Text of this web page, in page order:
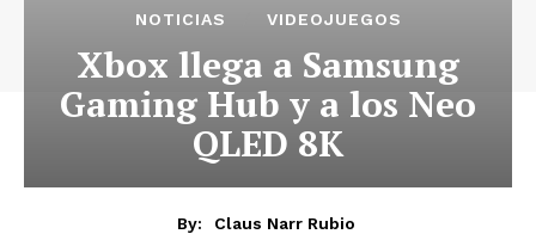
NOTICIAS VIDEOJUEGOS
Xbox llega a Samsung
Gaming Hub y a los Neo
QLED 8K
By:
Claus Narr Rubio